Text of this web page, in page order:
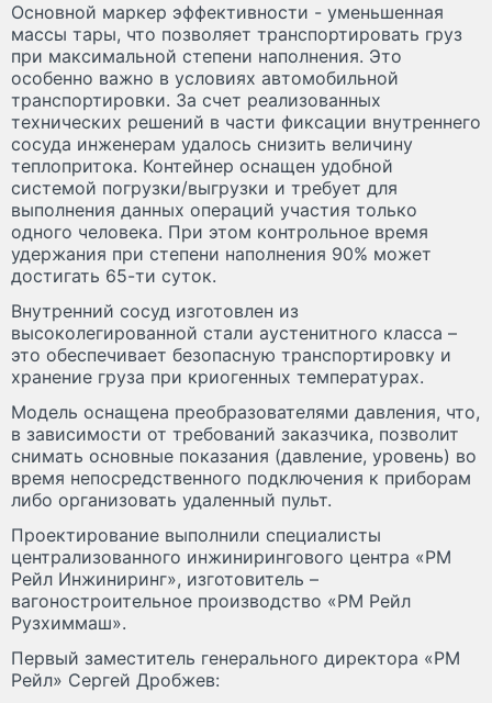
Основной маркер эффективности - уменьшенная
массы тары, что позволяет транспортировать груз
при максимальной степени наполнения. Это
особенно важно в условиях автомобильной
транспортировки. За счет реализованных
технических решений в части фиксации внутреннего
сосуда инженерам удалось снизить величину
теплопритока. Контейнер оснащен удобной
системой погрузки/выгрузки и требует для
выполнения данных операций участия только
одного человека. При этом контрольное время
удержания при степени наполнения 90% может
достигать 65-ти суток.
Внутренний сосуд изготовлен из
высоколегированной стали аустенитного класса –
это обеспечивает безопасную транспортировку и
хранение груза при криогенных температурах.
Модель оснащена преобразователями давления, что,
в зависимости от требований заказчика, позволит
снимать основные показания (давление, уровень) во
время непосредственного подключения к приборам
либо организовать удаленный пульт.
Проектирование выполнили специалисты
централизованного инжинирингового центра «РМ
Рейл Инжиниринг», изготовитель –
вагоностроительное производство «РМ Рейл
Рузхиммаш».
Первый заместитель генерального директора «РМ
Рейл» Сергей Дробжев: